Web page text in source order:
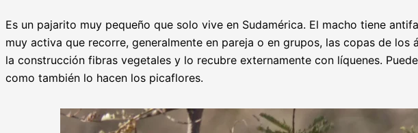
Es un pajarito muy pequeño que solo vive en Sudamérica. El macho tiene
muy activa que recorre, generalmente en pareja o en grupos, las copas de
la construcción fibras vegetales y lo recubre externamente con líquenes.
como también lo hacen los picaflores.